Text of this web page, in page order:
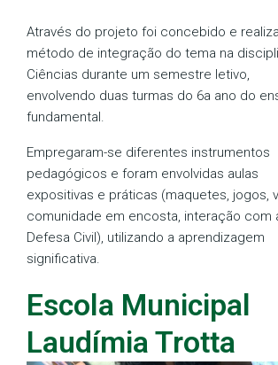
Através do projeto foi concebido e
método de integração do tema na
Ciências durante um semestre letivo,
envolvendo duas turmas do 6a ano do
fundamental.
Empregaram-se diferentes instrumentos
pedagógicos e foram envolvidas aulas
expositivas e práticas (maquetes, jogos,
comunidade em encosta, interação com
Defesa Civil), utilizando a aprendizagem
significativa.
Escola Municipal
Laudímia Trotta